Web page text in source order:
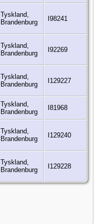
Tyskland,
Brandenburg
I98241
Tyskland,
Brandenburg
I92269
Tyskland,
Brandenburg
I129227
Tyskland,
Brandenburg
I81968
Tyskland,
Brandenburg
I129240
Tyskland,
Brandenburg
I129228